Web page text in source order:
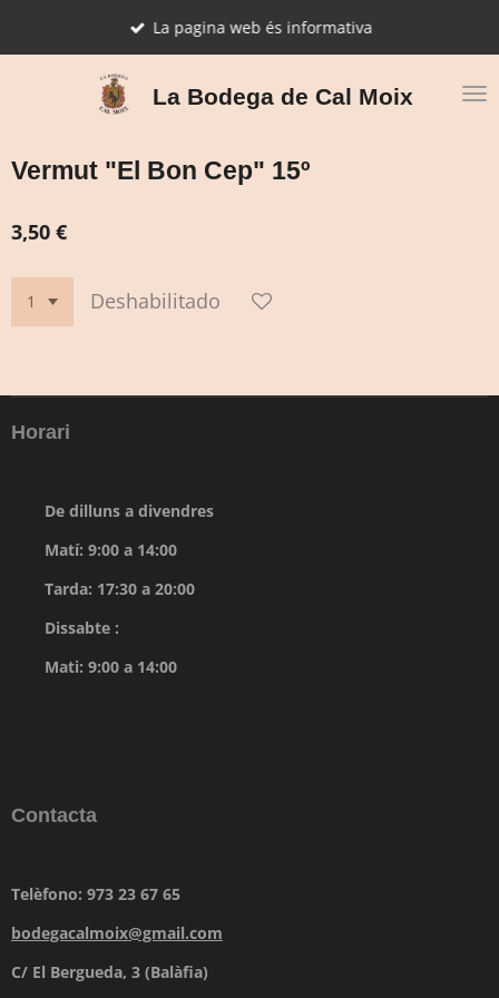
La Bodega de Cal Moix
La pagina web és informativa
Vermut "El Bon Cep" 15º
3,50 €
Deshabilitado
Horari
De dilluns a divendres
Matí: 9:00 a 14:00
Tarda: 17:30 a 20:00
Dissabte :
Mati: 9:00 a 14:00
Contacta
Telèfono: 973 23 67 65
bodegacalmoix@gmail.com
C/ El Bergueda, 3 (Balàfia)